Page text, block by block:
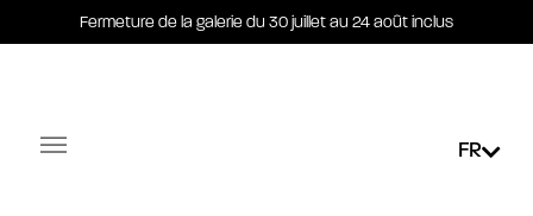
Fermeture de la galerie du 30 juillet au 24 août inclus
Fermeture de la galerie du 30 juillet au 24 août inclus
FR